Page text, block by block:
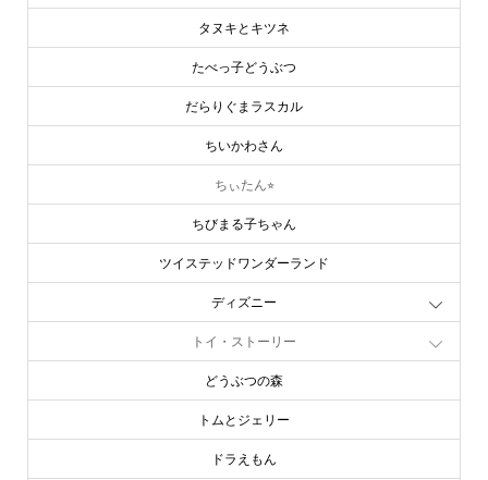
タヌキとキツネ
たべっ子どうぶつ
だらりぐまラスカル
ちいかわさん
ちぃたん⭐︎
ちびまる子ちゃん
ツイステッドワンダーランド
ディズニー
トイ・ストーリー
どうぶつの森
トムとジェリー
ドラえもん